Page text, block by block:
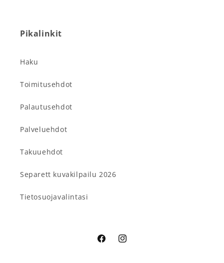
Pikalinkit
Haku
Toimitusehdot
Palautusehdot
Palveluehdot
Takuuehdot
Separett kuvakilpailu 2026
Tietosuojavalintasi
FacebookInstagram